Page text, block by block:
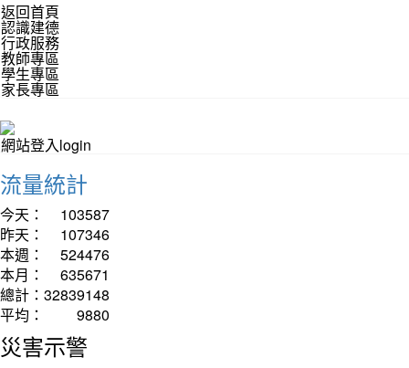
返回首頁
認識建德
行政服務
教師專區
學生專區
家長專區
網站登入login
流量統計
今天：
103587
昨天：
107346
本週：
524476
本月：
635671
總計： 32839148
平均：
9880
災害示警